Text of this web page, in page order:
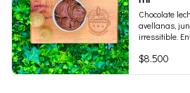
Chocolate
avellanas,
irressitible.
$8.500